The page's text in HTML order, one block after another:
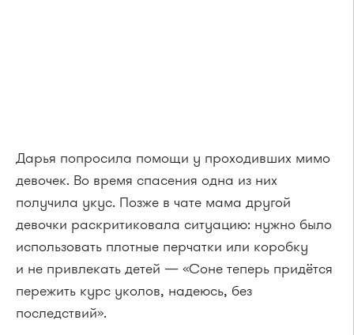
Дарья попросила помощи у проходивших мимо
девочек. Во время спасения одна из них
получила укус. Позже в чате мама другой
девочки раскритиковала ситуацию: нужно было
использовать плотные перчатки или коробку
и не привлекать детей — «Соне теперь придётся
пережить курс уколов, надеюсь, без
последствий».